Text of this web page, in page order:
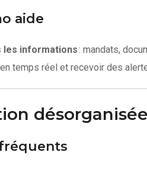
aide
les informations: mandats,
temps réel et recevoir des